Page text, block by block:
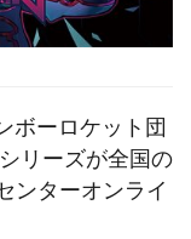
ボーロケット団
リーズが全国の
ンターオンライ